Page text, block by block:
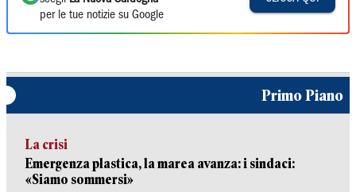
per le tue notizie su Google
Primo Piano
La crisi
Emergenza plastica, la marea avanza: i sindaci:
«Siamo sommersi»